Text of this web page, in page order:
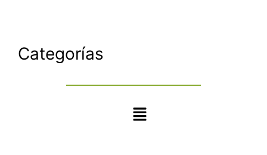
Categorías
Main